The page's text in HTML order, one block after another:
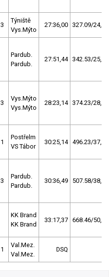
3
Týniště
Vys.Mýto
27:36,00 327.09/24,6
Pardub.
Pardub.
27:51,44 342.53/25,8
3
Vys.Mýto
Vys.Mýto
28:23,14 374.23/28,2
1
Postřelm
VS Tábor
30:25,14 496.23/37,3
3
Pardub.
Pardub.
30:36,49 507.58/38,2
KK Brand
KK Brand
33:17,37 668.46/50,3
1
Val.Mez.
Val.Mez.
DSQ